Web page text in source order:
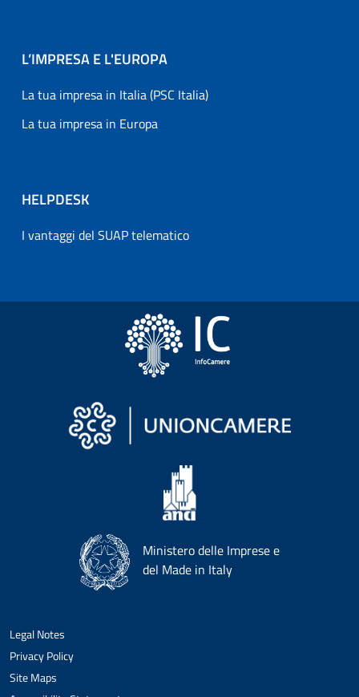
L’IMPRESA E L'EUROPA
La tua impresa in Italia (PSC Italia)
La tua impresa in Europa
HELPDESK
I vantaggi del SUAP telematico
Ministero delle Imprese e
del Made in Italy
Legal Notes
Privacy Policy
Site Maps